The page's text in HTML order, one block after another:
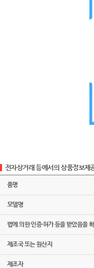
전자상거래 등에서의 상품정보제
품명
모델명
법에 의한 인증·허가 등을 받았음을
제조국 또는 원산지
제조자